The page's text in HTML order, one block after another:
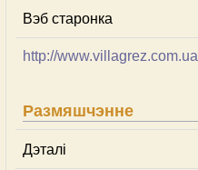
Вэб старонка
http://www.villagrez.com.ua
Размяшчэнне
Дэталі